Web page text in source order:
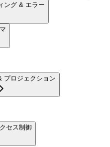
ング & エラー
プロジェクション
セス制御